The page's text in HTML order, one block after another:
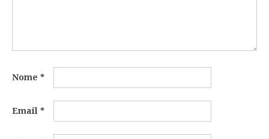
Nome *
Email *